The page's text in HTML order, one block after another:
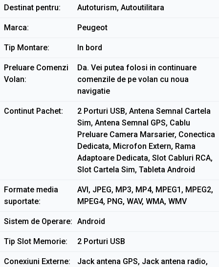
Destinat pentru Autoturism, Autoutilitara
Marca Peugeot
Tip Montare In bord
Preluare Comenzi
Volan
Da. Vei putea folosi in continuare
comenzile de pe volan cu noua
navigatie
Continut Pachet
2 Porturi USB, Antena Semnal Cartela
Sim, Antena Semnal GPS, Cablu
Preluare Camera Marsarier, Conectica
Dedicata, Microfon Extern, Rama
Adaptoare Dedicata, Slot Cabluri RCA,
Slot Cartela Sim, Tableta Android
Formate media
suportate
AVI, JPEG, MP3, MP4, MPEG1, MPEG2,
MPEG4, PNG, WAV, WMA, WMV
Sistem de Operare Android
Tip Slot Memorie 2 Porturi USB
Conexiuni Externe
Jack antena GPS, Jack antena radio,